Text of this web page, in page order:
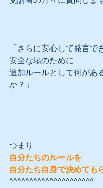
「さらに安心して発言で
安全な場のために
追加ルールとして何があ
か？」
つまり
自分たちのルールを
自分たち自身で決めても
^^^^^^^^^^^^^^^^^^^^^